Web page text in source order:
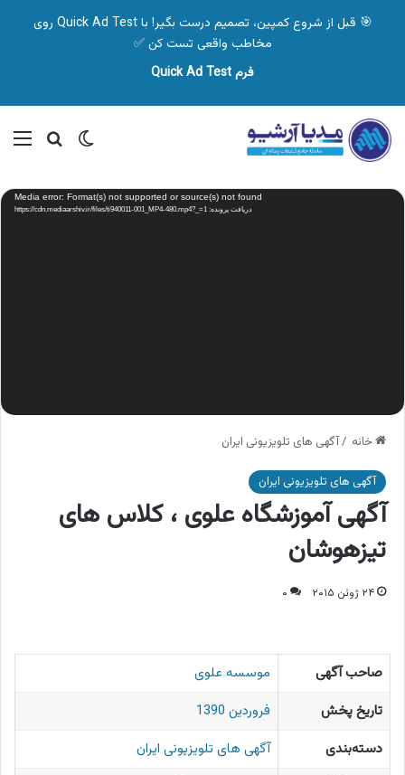
🎯 قبل از شروع کمپین، تصمیم درست بگیر! با Quick Ad Test روی
مخاطب واقعی تست کن ✅
فرم Quick Ad Test
تغییر پوسته
نمایشگر
ویدیو Media error: Format(s) not supported or source(s) not found
دریافت پرونده: https://cdn.mediaarshiv.ir/files/ti940011-001_MP4-480.mp4?_=1
خانه /آگهی های تلویزیونی ایران
آگهی های تلویزیونی ایران
آگهی آموزشگاه علوی ، کلاس های
تیزهوشان
۲۴ ژوئن ۲۰۱۵ ۰
صاحب آگهی
موسسه علوی
تاریخ پخش
فروردین 1390
دسته‌بندی
آگهی های تلویزیونی ایران